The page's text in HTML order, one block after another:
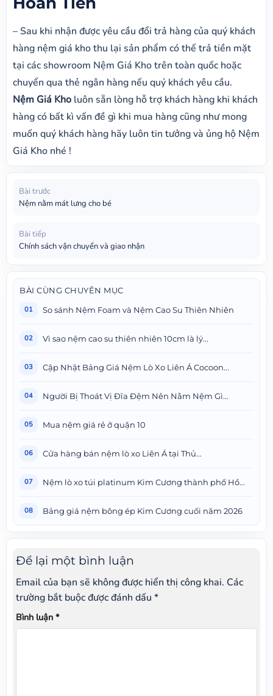
– Sau khi nhận được yêu cầu đổi trả hàng của quý khách
hàng nệm giá kho thu lại sản phẩm có thế trả tiền mặt
tại các showroom Nệm Giá Kho trên toàn quốc hoặc
chuyển qua thẻ ngân hàng nếu quý khách yêu cầu.
Nệm Giá Kho luôn sẵn lòng hỗ trợ khách hàng khi khách
hàng có bất kì vấn đề gì khi mua hàng cũng như mong
muốn quý khách hàng hãy luôn tin tưởng và ủng hộ Nệm
Giá Kho nhé !
Bài trước
Nệm nằm mát lưng cho bé
Bài tiếp
Chính sách vận chuyển và giao nhận
BÀI CÙNG CHUYÊN MỤC
01 So sánh Nệm Foam và Nệm Cao Su Thiên Nhiên
02 Vì sao nệm cao su thiên nhiên 10cm là lý...
03 Cập Nhật Bảng Giá Nệm Lò Xo Liên Á Cocoon...
04 Người Bị Thoát Vị Đĩa Đệm Nên Nằm Nệm Gì...
05 Mua nệm giá rẻ ở quận 10
06 Cửa hàng bán nệm lò xo Liên Á tại Thủ...
07 Nệm lò xo túi platinum Kim Cương thành phố Hồ...
08 Bảng giá nệm bông ép Kim Cương cuối năm 2026
Để lại một bình luận
Email của bạn sẽ không được hiển thị công khai. Các
trường bắt buộc được đánh dấu *
Bình luận *